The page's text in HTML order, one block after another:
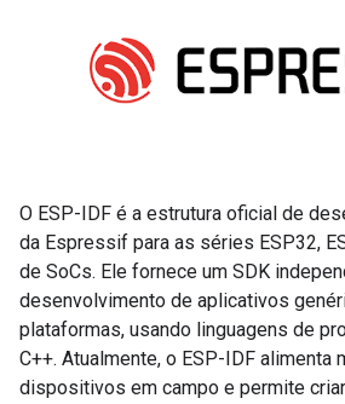
O ESP-IDF é a estrutura oficial de
da Espressif para as séries ESP32,
de SoCs. Ele fornece um SDK
desenvolvimento de aplicativos
plataformas, usando linguagens de
C++. Atualmente, o ESP-IDF alimenta
dispositivos em campo e permite